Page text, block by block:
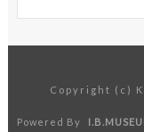
Copyright (c)
Powered By